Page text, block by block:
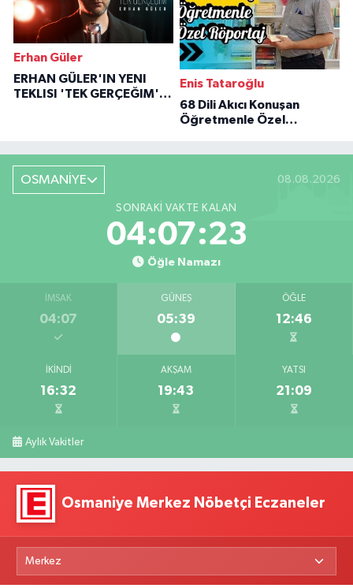
Erhan Güler
ERHAN GÜLER'IN YENI
TEKLISI 'TEK GERÇEĞIM'LE
Enis Tataroğlu
68 Dili Akıcı Konuşan
Öğretmenle Özel
OSMANİYE 08.08.2026
SONRAKI VAKTE KALAN
04:07:23
Öğle Namazı
İMSAK
04:07
GÜNEŞ
05:39
ÖĞLE
12:46
İKINDI
16:32
AKŞAM
19:43
YATSI
21:09
Aylık Vakitler
Osmaniye Merkez Nöbetçi Eczaneler